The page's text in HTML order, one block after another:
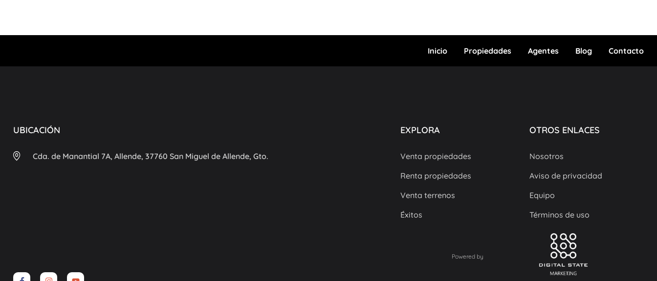
Inicio Propiedades Agentes Blog Contacto
UBICACIÓN
Cda. de Manantial 7A, Allende, 37760 San Miguel de Allende, Gto.
EXPLORA
Venta propiedades
Renta propiedades
Venta terrenos
Éxitos
Powered by
OTROS ENLACES
Nosotros
Aviso de privacidad
Equipo
Términos de uso